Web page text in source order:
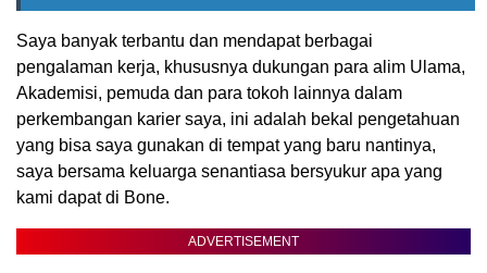
Saya banyak terbantu dan mendapat berbagai
pengalaman kerja, khususnya dukungan para alim Ulama,
Akademisi, pemuda dan para tokoh lainnya dalam
perkembangan karier saya, ini adalah bekal pengetahuan
yang bisa saya gunakan di tempat yang baru nantinya,
saya bersama keluarga senantiasa bersyukur apa yang
kami dapat di Bone.
ADVERTISEMENT